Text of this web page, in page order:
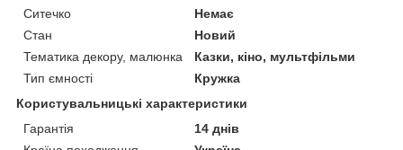
Ситечко
Немає
Стан
Новий
Тематика декору, малюнка
Казки, кіно, мультфільми
Тип ємності
Кружка
Користувальницькі характеристики
Гарантія
14 днів